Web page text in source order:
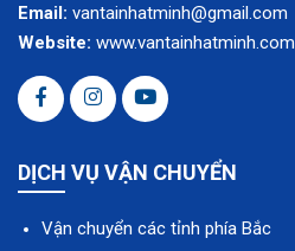
Email: vantainhatminh@gmail.com
Website: www.vantainhatminh.com
DỊCH VỤ VẬN CHUYỂN
Vận chuyển các tỉnh phía Bắc